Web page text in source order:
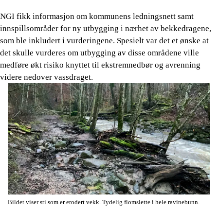
NGI fikk informasjon om kommunens ledningsnett samt
innspillsområder for ny utbygging i nærhet av bekkedragene,
som ble inkludert i vurderingene. Spesielt var det et ønske at
det skulle vurderes om utbygging av disse områdene ville
medføre økt risiko knyttet til ekstremnedbør og avrenning
videre nedover vassdraget.
Bildet viser sti som er erodert vekk. Tydelig flomslette i hele ravinebunn.